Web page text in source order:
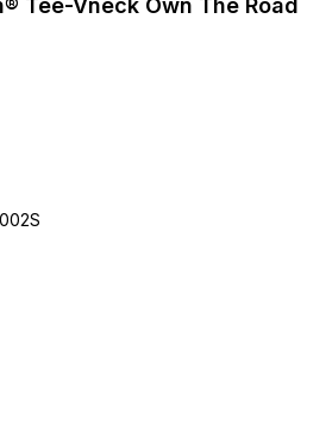
Tee-Vneck Own The Road